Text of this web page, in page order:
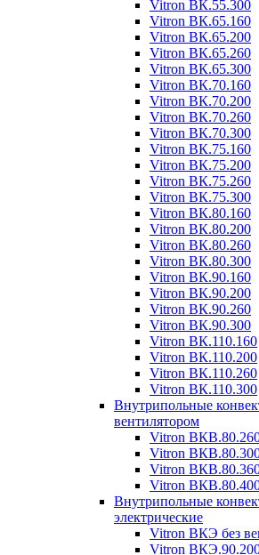
Vitron ВК.55.300
Vitron ВК.65.160
Vitron ВК.65.200
Vitron ВК.65.260
Vitron ВК.65.300
Vitron ВК.70.160
Vitron ВК.70.200
Vitron ВК.70.260
Vitron ВК.70.300
Vitron ВК.75.160
Vitron ВК.75.200
Vitron ВК.75.260
Vitron ВК.75.300
Vitron ВК.80.160
Vitron ВК.80.200
Vitron ВК.80.260
Vitron ВК.80.300
Vitron ВК.90.160
Vitron ВК.90.200
Vitron ВК.90.260
Vitron ВК.90.300
Vitron ВК.110.160
Vitron ВК.110.200
Vitron ВК.110.260
Vitron ВК.110.300
Внутрипольные
вентилятором
Vitron
Vitron
Vitron
Vitron
Внутрипольные
электрические
Vitron ВКЭ без
Vitron